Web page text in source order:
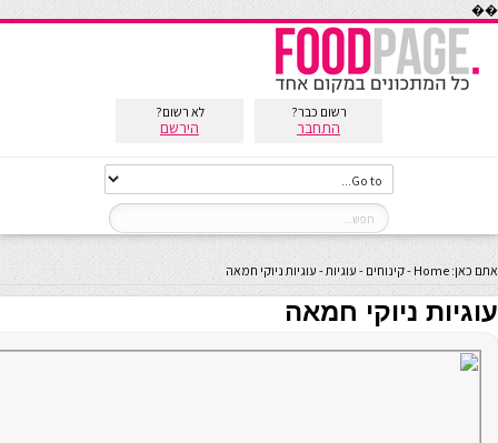
��
רשום כבר?
התחבר
לא רשום?
הירשם
אתם כאן: Home
-קינוחים - עוגיות- עוגיות ניוקי חמאה
עוגיות ניוקי חמאה